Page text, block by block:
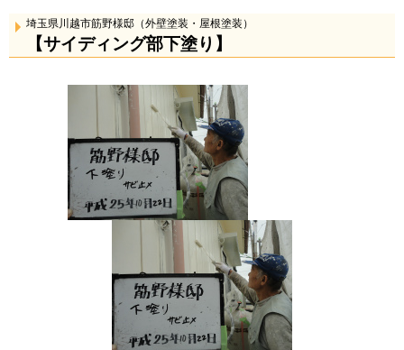
埼玉県川越市筋野様邸（外壁塗装・屋根塗装）
【サイディング部下塗り】